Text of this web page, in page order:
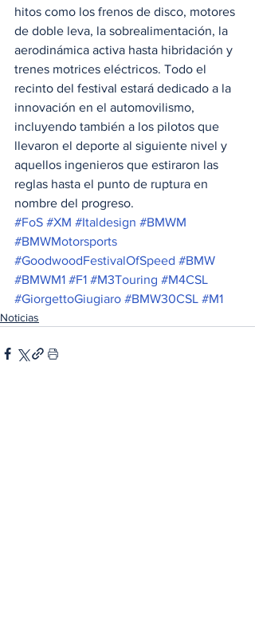
hitos como los frenos de disco, motores
de doble leva, la sobrealimentación, la
aerodinámica activa hasta hibridación y
trenes motrices eléctricos. Todo el
recinto del festival estará dedicado a la
innovación en el automovilismo,
incluyendo también a los pilotos que
llevaron el deporte al siguiente nivel y
aquellos ingenieros que estiraron las
reglas hasta el punto de ruptura en
nombre del progreso.
#FoS #XM #Italdesign #BMWM
#BMWMotorsports
#GoodwoodFestivalOfSpeed #BMW
#BMWM1 #F1 #M3Touring #M4CSL
#GiorgettoGiugiaro #BMW30CSL #M1
Noticias